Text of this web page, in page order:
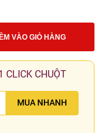
VÀO GIỎ HÀNG
CLICK CHUỘT
MUA NHANH